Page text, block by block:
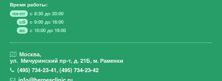
Время работы:
пн-пт
с 8:30 до 20:00
сб
с 9:00 до 16:00
вс
с 10:00 до 16:00
Москва,
ул. Мичуринский пр-т, д. 21Б, м. Раменки
(495)734-23-41,(495)734-23-42
info@herpesclinic.ru